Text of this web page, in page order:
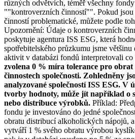
různých odvětvích, téměř všechny
""kontroverzních činností"". Pokud jsou
činností problematické, můžete podle
Upozornění: Údaje o kontroverzních
poskytuje agentura ISS ESG, která
spotřebitelského průzkumu jsme
aktivit v databázi fondů interpretovali co
zvolena 0 % míra tolerance pro
činnostech společnosti. Zohledněny
analyzované společností ISS ESG. V
tvorby hodnoty, může jít například o
nebo distribuce výrobků. Příklad:
fondu je investováno do jedné
obratu distribucí alkoholických nápojů,
vytváří 1 % svého obratu výrobou